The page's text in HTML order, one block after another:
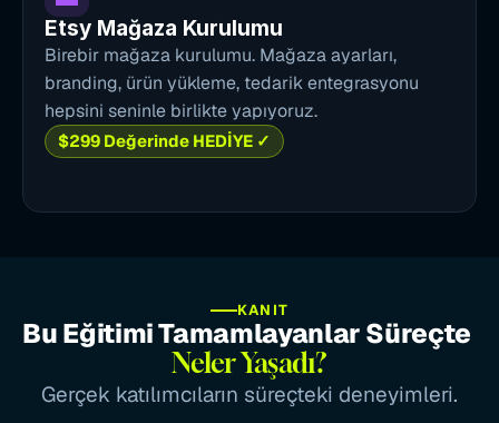
Etsy Mağaza Kurulumu
Birebir mağaza kurulumu. Mağaza ayarları,
branding, ürün yükleme, tedarik entegrasyonu
hepsini seninle birlikte yapıyoruz.
$299 Değerinde HEDİYE ✓
KANIT
Neler Yaşadı?
Gerçek katılımcıların süreçteki deneyimleri.